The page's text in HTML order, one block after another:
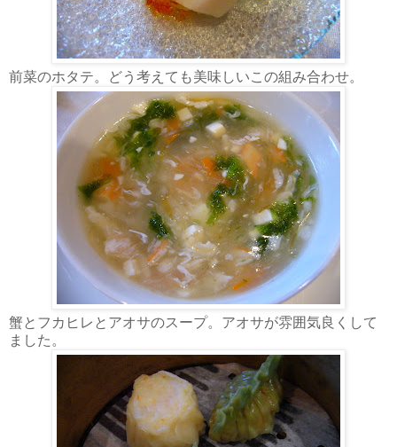
前菜のホタテ。どう考えても美味しいこの組み合わせ。
蟹とフカヒレとアオサのスープ。アオサが雰囲気良くして
ました。